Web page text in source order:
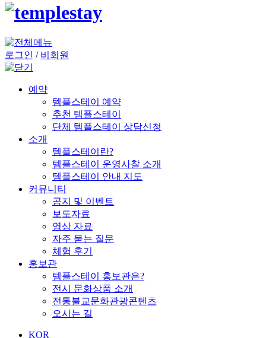
로그인 / 비회원
예약
템플스테이 예약
추천 템플스테이
단체 템플스테이 상담신청
소개
템플스테이란?
템플스테이 운영사찰 소개
템플스테이 안내 지도
커뮤니티
공지 및 이벤트
보도자료
영상 자료
자주 묻는 질문
체험 후기
홍보관
템플스테이 홍보관은?
전시 문화상품 소개
전통불교문화관광콘텐츠
오시는 길
KOR